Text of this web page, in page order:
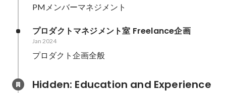
PMメンバーマネジメント
プロダクトマネジメント室 Freelance企画
Jan 2024
プロダクト企画全般